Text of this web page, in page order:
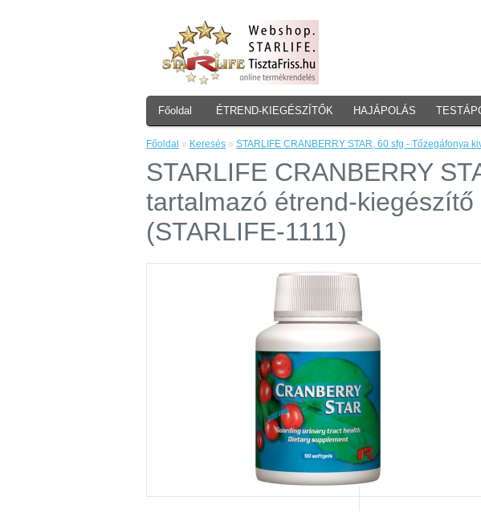
Főoldal ÉTREND-KIEGÉSZÍTŐK HAJÁPOLÁS
Főoldal » Keresés » STARLIFE CRANBERRY STAR, 60 sfg - Tőzegáfonya
STARLIFE CRANBERRY
tartalmazó étrend-
(STARLIFE-1111)